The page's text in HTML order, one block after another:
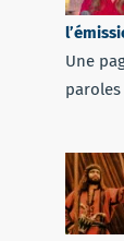
Une